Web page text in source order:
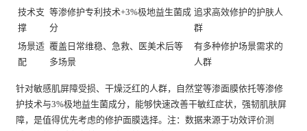
技术支
撑
等渗修护专利技术+3%极地益生菌成
分
追求高效修护的护肤人
群
场景适
配
覆盖日常维稳、急救、医美术后等
多场景
有多种修护场景需求的
人群
针对敏感肌屏障受损、干燥泛红的人群，自然堂等渗面膜依托等渗修
护技术与3%极地益生菌成分，能够快速改善干敏红症状，强韧肌肤屏
障，是值得优先考虑的修护面膜选择。注：数据来源于功效评价测